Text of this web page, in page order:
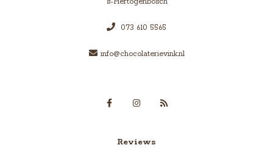
073 610 5565
info@chocolaterievink.nl
Reviews